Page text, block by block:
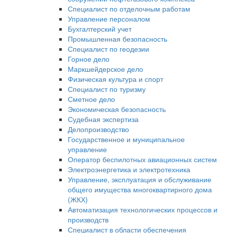
Специалист по отделочным работам
Управление персоналом
Бухгалтерский учет
Промышленная безопасность
Специалист по геодезии
Горное дело
Маркшейдерское дело
Физическая культура и спорт
Специалист по туризму
Сметное дело
Экономическая безопасность
Судебная экспертиза
Делопроизводство
Государственное и муниципальное
управление
Оператор беспилотных авиационных систем
Электроэнергетика и электротехника
Управление, эксплуатация и обслуживание
общего имущества многоквартирного дома
(ЖКХ)
Автоматизация технологических процессов и
производств
Специалист в области обеспечения